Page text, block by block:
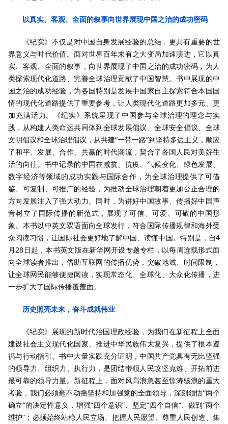
以真实、客观、全面的叙事向世界展现中国之治的成功密码
《纪实》不仅是对中国自身发展经验的总结，更具有重要的世
界意义与时代价值。面对世界百年未有之大变局加速演进，它以真
实、客观、全面的叙事，向世界展现了中国之治的成功密码，为人
类探索现代化道路、完善全球治理贡献了中国智慧。书中展现的中
国之治的成功经验，为各国特别是发展中国家自主探索符合本国国
情的现代化道路提供了重要参考，让人类现代化道路更加多元、更
加充满活力。《纪实》系统呈现了中国参与全球治理的理念与实
践，从构建人类命运共同体到全球发展倡议、全球安全倡议、全球
文明倡议和全球治理倡议，从共建“一带一路”到坚持多边主义，顺应
了和平、发展、合作、共赢的时代潮流，契合了各国人民对美好生
活的向往。书中记录的中国在减贫、抗疫、气候变化、绿色发展、
数字经济等领域的成功实践与国际合作，为全球治理提供了可借
鉴、可复制、可推广的经验，为推动全球治理朝着更加公正合理的
方向发展注入了强大动力。同时，为讲好中国故事、传播好中国声
音树立了国际传播的新范式，展现了可信、可爱、可敬的中国形
象。本书以中英文双语面向全球发行，符合国际传播规律和海外受
众阅读习惯，让国际社会更好地了解中国、读懂中国。特别是，自4
月28日起，本书英文版在新华网开设专题专栏，以每周连载形式面
向全球读者推出，借助互联网的传播优势，突破地域、时间限制，
让全球网民能够便捷阅读，实现常态化、全球化、大众化传播，进
一步扩大了国际传播覆盖面。
历史照亮未来，奋斗成就伟业
《纪实》展现的新时代治国理政经验，为我们在新征程上全面
建设社会主义现代化国家、推进中华民族伟大复兴，提供了根本遵
循与行动指引。书中大量实践充分证明，中国共产党具有无比坚强
的领导力、组织力、执行力，是团结带领人民攻坚克难、开拓前进
最可靠的领导力量。新征程上，面对风高浪急甚至惊涛骇浪的重大
考验，我们必须毫不动摇坚持和加强党的全面领导，深刻领悟“两个
确立”的决定性意义，增强“四个意识”、坚定“四个自信”、做到“两个
维护”；必须始终站稳人民立场、把握人民愿望、尊重人民创造、集